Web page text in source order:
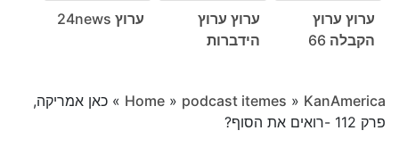
ערוץ ערוץ
הקבלה 66
ערוץ ערוץ
הידברות
ערוץ 24news
Home » podcast itemes » KanAmerica
» כאן אמריקה,
פרק 112 -רואים את הסוף?